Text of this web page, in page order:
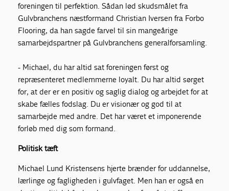
foreningen til perfektion. Sådan lød skudsmålet fra
Gulvbranchens næstformand Christian Iversen fra Forbo
Flooring, da han sagde farvel til sin mangeårige
samarbejdspartner på Gulvbranchens generalforsamling.
- Michael, du har altid sat foreningen først og
repræsenteret medlemmerne loyalt. Du har altid sørget
for, at der er en positiv og saglig dialog og arbejdet for at
skabe fælles fodslag. Du er visionær og god til at
samarbejde med andre. Det har været et imponerende
forløb med dig som formand.
Politisk tæft
Michael Lund Kristensens hjerte brænder for uddannelse,
lærlinge og fagligheden i gulvfaget. Men han er også en